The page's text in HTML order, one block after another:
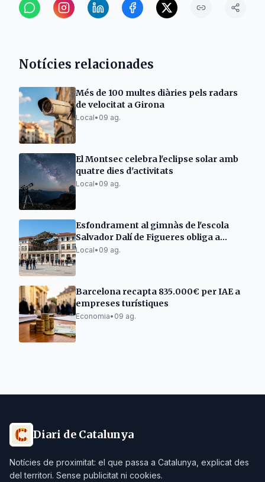
Notícies relacionades
Més de 100 multes diàries pels radars
de velocitat a Girona
Local• 09 ag.
El Montsec celebra l'eclipse solar amb
quatre dies d'activitats
Local• 09 ag.
Esfondrament al gimnàs de l'escola
Salvador Dalí de Figueres obliga a
traslladar alumnes
Local• 09 ag.
Barcelona recapta 835.000€ per IAE a
empreses turístiques
Economia• 09 ag.
Diari de Catalunya
Notícies de proximitat: el que passa a Catalunya, explicat des
del territori. Sense publicitat ni cookies.